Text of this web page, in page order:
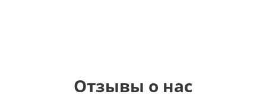
Отзывы о нас